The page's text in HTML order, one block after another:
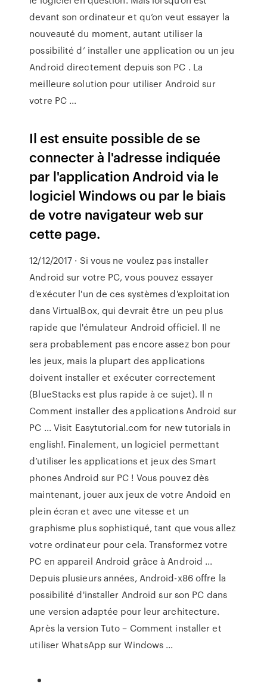
devant son ordinateur et qu’on veut essayer la
nouveauté du moment, autant utiliser la
possibilité d’ installer une application ou un jeu
Android directement depuis son PC . La
meilleure solution pour utiliser Android sur
votre PC ...
Il est ensuite possible de se
connecter à l'adresse indiquée
par l'application Android via le
logiciel Windows ou par le biais
de votre navigateur web sur
cette page.
12/12/2017 · Si vous ne voulez pas installer
Android sur votre PC, vous pouvez essayer
d'exécuter l'un de ces systèmes d'exploitation
dans VirtualBox, qui devrait être un peu plus
rapide que l'émulateur Android officiel. Il ne
sera probablement pas encore assez bon pour
les jeux, mais la plupart des applications
doivent installer et exécuter correctement
(BlueStacks est plus rapide à ce sujet). Il n
Comment installer des applications Android sur
PC ... Visit Easytutorial.com for new tutorials in
english!. Finalement, un logiciel permettant
d’utiliser les applications et jeux des Smart
phones Android sur PC ! Vous pouvez dès
maintenant, jouer aux jeux de votre Andoid en
plein écran et avec une vitesse et un
graphisme plus sophistiqué, tant que vous allez
votre ordinateur pour cela. Transformez votre
PC en appareil Android grâce à Android ...
Depuis plusieurs années, Android-x86 offre la
possibilité d'installer Android sur son PC dans
une version adaptée pour leur architecture.
Après la version Tuto – Comment installer et
utiliser WhatsApp sur Windows ...